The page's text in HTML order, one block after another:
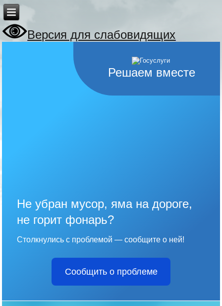
Версия для слабовидящих
Решаем вместе
Не убран мусор, яма на дороге,
не горит фонарь?
Столкнулись с проблемой — сообщите о ней!
Сообщить о проблеме